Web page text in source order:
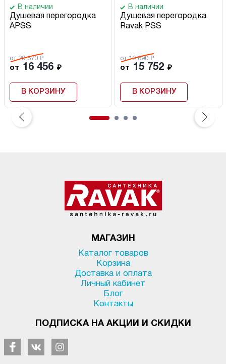
В наличии
Душевая перегородка
APSS
от 20 570 ₽
от 16 456 ₽
В КОРЗИНУ
В наличии
Душевая перегородка
Ravak PSS
от 19 690 ₽
от 15 752 ₽
В КОРЗИНУ
МАГАЗИН
Каталог товаров
Корзина
Доставка и оплата
Личный кабинет
Блог
Контакты
ПОДПИСКА НА АКЦИИ И СКИДКИ